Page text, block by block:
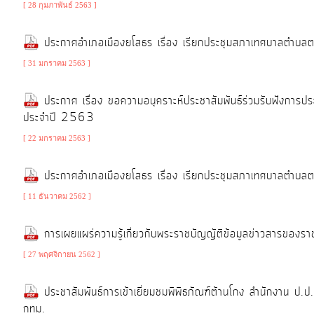
ข้อมูล
การ
ติดต่อ
[ 28 กุมภาพันธ์ 2563 ]
ประกาศอำเภอเมืองยโสธร เรื่อง เรียกประชุมสภาเทศบา
[ 31 มกราคม 2563 ]
ประกาศ เรื่อง ขอความอนุคราะห์ประชาสัมพันธ์ร่วมรับฟังกา
ประจำปี 2563
[ 22 มกราคม 2563 ]
ประกาศอำเภอเมืองยโสธร เรื่อง เรียกประชุมสภาเทศบา
[ 11 ธันวาคม 2562 ]
การเผยแผร่ความรู้เกี่ยวกับพระราชบัญญัติข้อมูลข่าวสารขอ
[ 27 พฤศจิกายน 2562 ]
ประชาสัมพันธ์การเข้าเยี่ยมชมพิพิธภัณฑ์ต้านโกง สำนักงาน
กทม.